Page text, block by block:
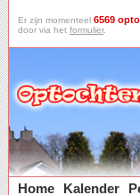
Er zijn momenteel 6569
door via het formulier.
Home
Kalender